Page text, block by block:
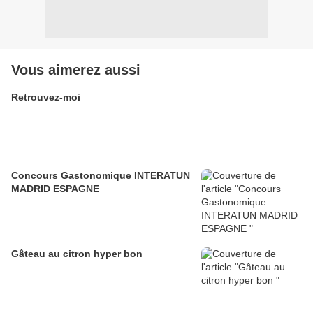
Vous aimerez aussi
Retrouvez-moi
Concours Gastonomique INTERATUN
MADRID ESPAGNE
Gâteau au citron hyper bon